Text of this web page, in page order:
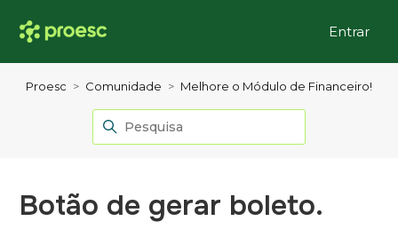
Entrar
Proesc Comunidade Melhore o Módulo de Financeiro!
Botão de gerar boleto.